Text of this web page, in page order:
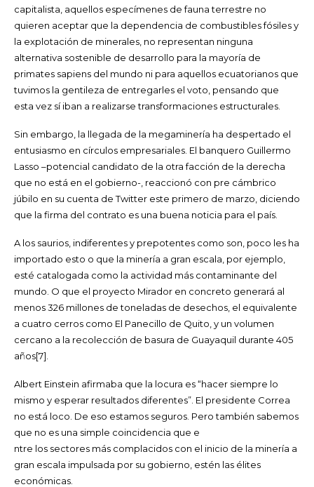
capitalista, aquellos especímenes de fauna terrestre no
quieren aceptar que la dependencia de combustibles fósiles y
la explotación de minerales, no representan ninguna
alternativa sostenible de desarrollo para la mayoría de
primates sapiens del mundo ni para aquellos ecuatorianos que
tuvimos la gentileza de entregarles el voto, pensando que
esta vez sí iban a realizarse transformaciones estructurales.
Sin embargo, la llegada de la megaminería ha despertado el
entusiasmo en círculos empresariales. El banquero Guillermo
Lasso –potencial candidato de la otra facción de la derecha
que no está en el gobierno-, reaccionó con pre cámbrico
júbilo en su cuenta de Twitter este primero de marzo, diciendo
que la firma del contrato es una buena noticia para el país.
A los saurios, indiferentes y prepotentes como son, poco les ha
importado esto o que la minería a gran escala, por ejemplo,
esté catalogada como la actividad más contaminante del
mundo. O que el proyecto Mirador en concreto generará al
menos 326 millones de toneladas de desechos, el equivalente
a cuatro cerros como El Panecillo de Quito, y un volumen
cercano a la recolección de basura de Guayaquil durante 405
años[7].
Albert Einstein afirmaba que la locura es “hacer siempre lo
mismo y esperar resultados diferentes”. El presidente Correa
no está loco. De eso estamos seguros. Pero también sabemos
que no es una simple coincidencia que e
ntre los sectores más complacidos con el inicio de la minería a
gran escala impulsada por su gobierno, estén las élites
económicas.